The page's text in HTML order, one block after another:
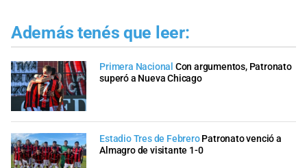
Además tenés que leer:
Primera Nacional Con argumentos, Patronato
superó a Nueva Chicago
Estadio Tres de Febrero Patronato venció a
Almagro de visitante 1-0